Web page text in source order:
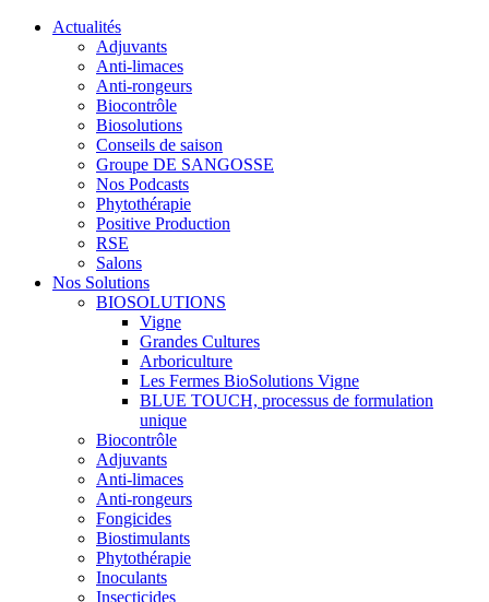
Actualités
Adjuvants
Anti-limaces
Anti-rongeurs
Biocontrôle
Biosolutions
Conseils de saison
Groupe DE SANGOSSE
Nos Podcasts
Phytothérapie
Positive Production
RSE
Salons
Nos Solutions
BIOSOLUTIONS
Vigne
Grandes Cultures
Arboriculture
Les Fermes BioSolutions Vigne
BLUE TOUCH, processus de formulation
unique
Biocontrôle
Adjuvants
Anti-limaces
Anti-rongeurs
Fongicides
Biostimulants
Phytothérapie
Inoculants
Insecticides